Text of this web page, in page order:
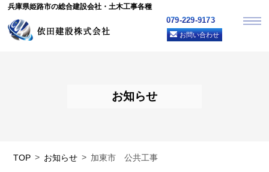
兵庫県姫路市の総合建設会社・土木工事各種
079-229-9173
お問い合わせ
お知らせ
TOP お知らせ 加東市 公共工事